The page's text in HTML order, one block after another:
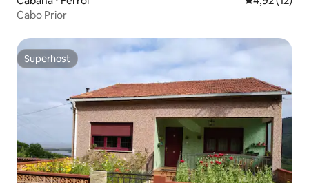
Cabo Prior
Superhost
Superhost